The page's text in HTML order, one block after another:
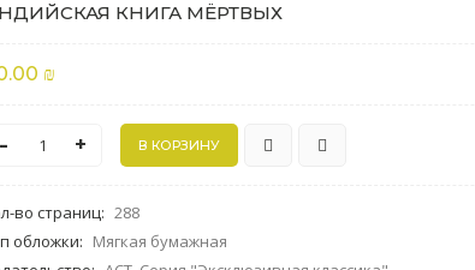
КНИГА МЁРТВЫХ
₪
- +
во страниц: 288
обложки: Мягкая бумажная